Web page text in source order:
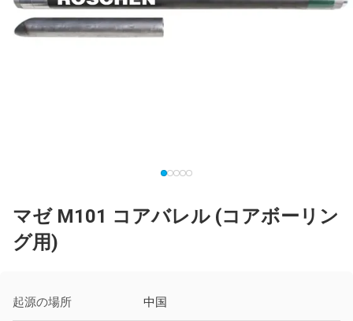
マゼ M101 コアバレル (コアボーリン
グ用)
起源の場所 中国